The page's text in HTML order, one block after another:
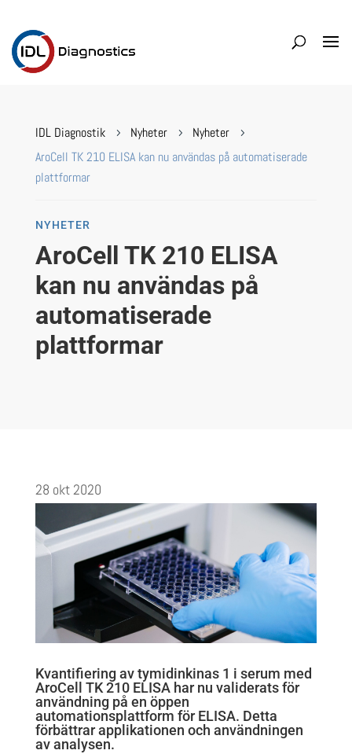
IDL Diagnostik 5 Nyheter 5 Nyheter 5
AroCell TK 210 ELISA kan nu användas på automatiserade
plattformar
NYHETER
AroCell TK 210 ELISA
kan nu användas på
automatiserade
plattformar
28 okt 2020
Kvantifiering av tymidinkinas 1 i serum med
AroCell TK 210 ELISA har nu validerats för
användning på en öppen
automationsplattform för ELISA. Detta
förbättrar applikationen och användningen
av analysen.